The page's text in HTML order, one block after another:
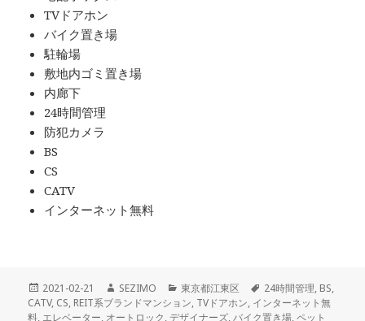
TVドアホン
バイク置き場
駐輪場
敷地内ゴミ置き場
内廊下
24時間管理
防犯カメラ
BS
CS
CATV
インターネット無料
投
稿
日:
2021-02-21
作
成
者
SEZIMO
カ
テ
ゴ
東京都江東区
タ
グ
24時間管理, BS,
CATV, CS, REIT系ブランドマンション, TVドアホン, インターネット無
料, エレベーター, オートロック,デザイナーズ,バイク置き場,ペット